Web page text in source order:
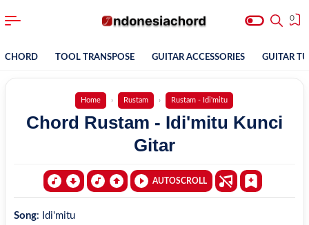
0
CHORD TOOL TRANSPOSE GUITAR ACCESSORIES GUITAR
Home Rustam Rustam - Idi'mitu
Chord Rustam - Idi'mitu Kunci
Gitar
AUTOSCROLL
Song: Idi'mitu